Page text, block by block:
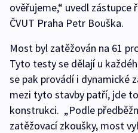
ověřujeme,“ uvedl
ČVUT Praha Petr Bouška.
Most byl zatěžován na 61
Tyto testy se dělají u
se pak provádí i dynamické
mezi tyto stavby patří, jde
konstrukci. „Podle
zatěžovací zkoušky, most